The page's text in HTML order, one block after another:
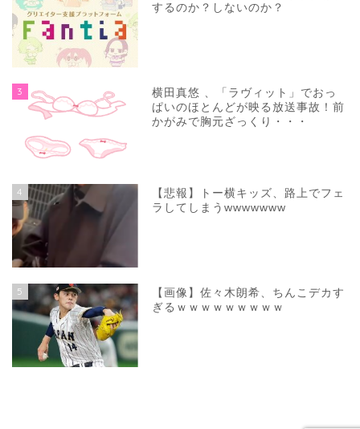
するのか？しないのか？
3
横田真悠 、「ラヴィット」でおっ
ぱいのほとんどが映る放送事故！前
かがみで胸元ざっくり・・・
4
【悲報】トー横キッズ、路上でフェ
ラしてしまうwwwwwww
5
【画像】佐々木朗希、ちんこデカす
ぎるｗｗｗｗｗｗｗｗｗ